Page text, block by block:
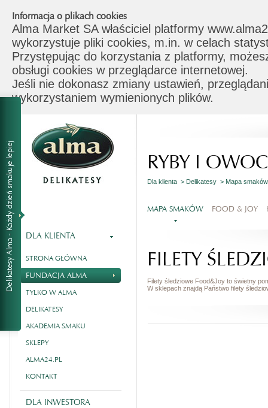
Informacja o plikach cookies
Alma Market SA właściciel platformy
wykorzystuje pliki cookies, m.in. w celach
Przystępując do korzystania z platformy,
obsługi cookies w przeglądarce internetowej.
Jeśli nie dokonasz zmiany ustawień,
wykorzystaniem wymienionych plików.
DLA KLIENTA
STRONA GŁÓWNA
FUNDACJA ALMA
TYLKO W ALMA
DELIKATESY
AKADEMIA SMAKU
SKLEPY
ALMA24.PL
KONTAKT
DLA INWESTORA
RYBY I
Dla klienta > Delikatesy > Mapa
MAPA SMAKÓW FOOD & JOY
FILETY
Filety śledziowe Food&Joy to świetny
W sklepach znajdą Państwo filety